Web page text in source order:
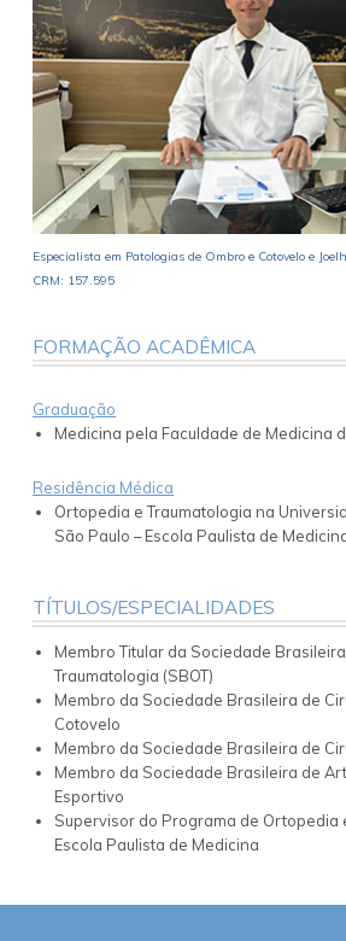
Especialista em Patologias de Ombro e Cotovelo e
CRM: 157.595
FORMAÇÃO ACADÊMICA
Graduação
Medicina pela Faculdade de Medicina
Residência Médica
Ortopedia e Traumatologia na
São Paulo – Escola Paulista de
TÍTULOS/ESPECIALIDADES
Membro Titular da Sociedade
Traumatologia (SBOT)
Membro da Sociedade Brasileira de
Cotovelo
Membro da Sociedade Brasileira de
Membro da Sociedade Brasileira de
Esportivo
Supervisor do Programa de Ortopedia
Escola Paulista de Medicina